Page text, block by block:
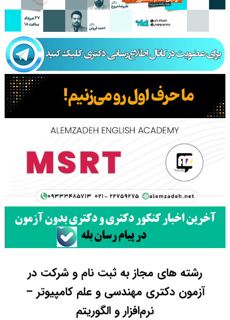
رشته های مجاز به ثبت نام و شرکت در
آزمون دکتری مهندسی و علم کامپیوتر –
نرم‌افزار و الگوریتم